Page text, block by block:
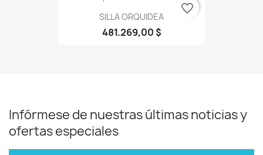
SILLA ORQUIDEA
481.269,00 $
favorite_border
Infórmese de nuestras últimas noticias y
ofertas especiales